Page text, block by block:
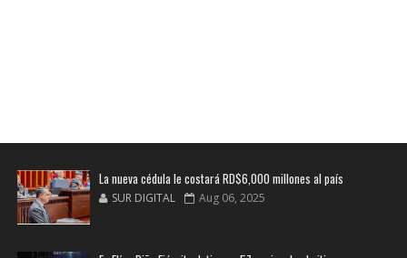
La nueva cédula le costará RD$6,000 millones al país
SUR DIGITAL Aug 06, 2025